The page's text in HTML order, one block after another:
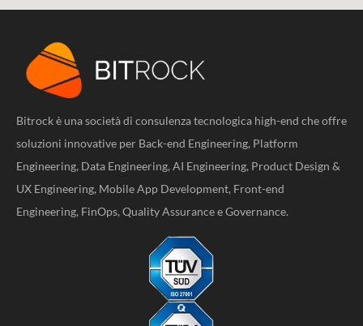
Bitrock è una società di consulenza tecnologica high-end che offre
soluzioni innovative per Back-end Engineering, Platform
Engineering, Data Engineering, AI Engineering, Product Design &
UX Engineering, Mobile App Development, Front-end
Engineering, FinOps, Quality Assurance e Governance.